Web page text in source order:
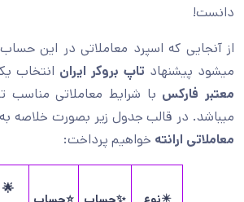
دانست!
میشود پیشنهاد تاپ بروکر ایران انتخاب
معتبر فارکس با شرایط معاملاتی مناسب
میباشد. در قالب جدول زیر بصورت خلاصه به
معاملاتی ارانته خواهیم پرداخت:
🌟